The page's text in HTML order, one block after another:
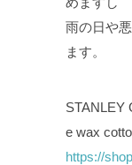
雨の日や
ます。
STANLEY
e wax
https://